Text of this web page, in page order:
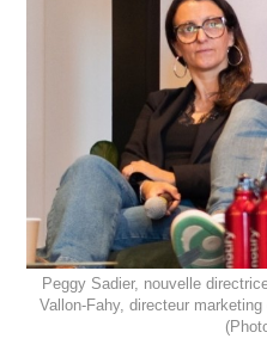
Peggy Sadier, nouvelle
Vallon-Fahy, directeur